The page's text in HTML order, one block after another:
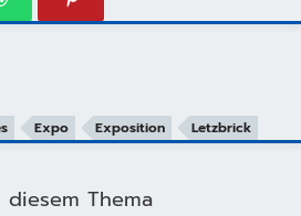
Expo Exposition Letzbrick
Thema